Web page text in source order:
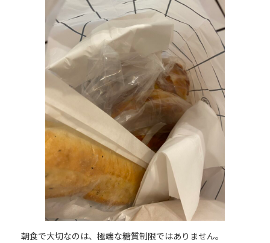
朝食で大切なのは、極端な糖質制限ではありません。